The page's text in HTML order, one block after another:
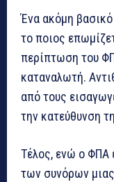
Ένα ακόμη βασικό
το ποιος
περίπτωση του
καταναλωτή.
από τους
την κατεύθυνση
Τέλος, ενώ ο ΦΠΑ
των συνόρων